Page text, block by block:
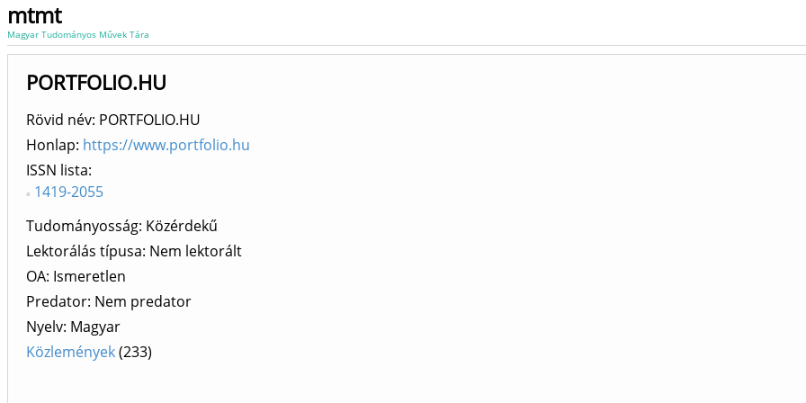
mtmt
Magyar Tudományos Művek Tára
PORTFOLIO.HU
Rövid név: PORTFOLIO.HU
Honlap: https://www.portfolio.hu
ISSN lista
1419-2055
Tudományosság: Közérdekű
Lektorálás típusa: Nem lektorált
OA: Ismeretlen
Predator: Nem predator
Nyelv: Magyar
Közlemények(233)